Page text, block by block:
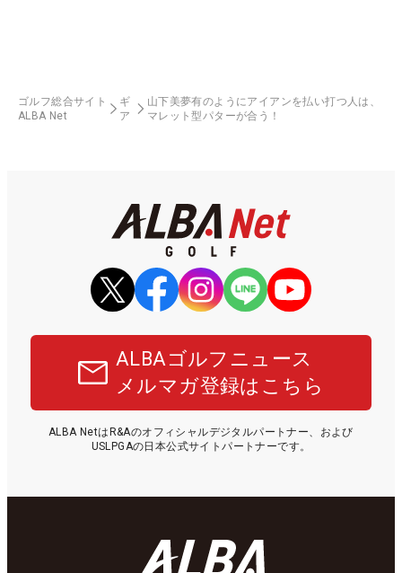
ゴルフ総合サイト
ALBA Net
ギ
ア
山下美夢有のようにアイアンを払い打つ人は、
マレット型パターが合う！
ALBAゴルフニュース
メルマガ登録はこちら
ALBA NetはR&Aのオフィシャルデジタルパートナー、および
USLPGAの日本公式サイトパートナーです。